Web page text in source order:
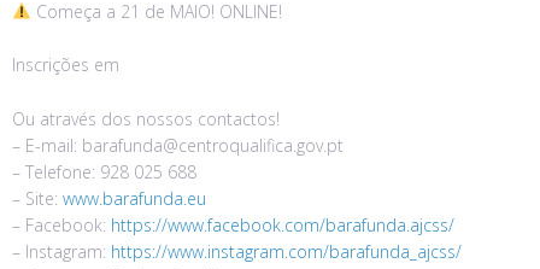
Começa a 21 de MAIO! ONLINE!
Inscrições em
Ou através dos nossos contactos!
– E-mail: barafunda@centroqualifica.gov.pt
– Telefone: 928 025 688
– Site: www.barafunda.eu
– Facebook: https://www.facebook.com/barafunda.ajcss/
– Instagram: https://www.instagram.com/barafunda_ajcss/